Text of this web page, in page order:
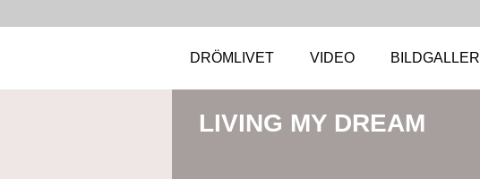
DRÖMLIVET VIDEO BILDGALLERI
LIVING MY DREAM